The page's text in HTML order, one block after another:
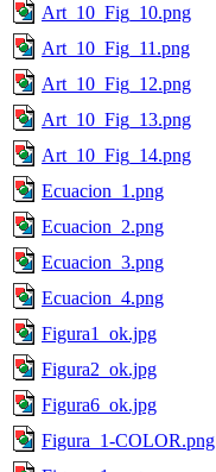
Art_10_Fig_10.png
Art_10_Fig_11.png
Art_10_Fig_12.png
Art_10_Fig_13.png
Art_10_Fig_14.png
Ecuacion_1.png
Ecuacion_2.png
Ecuacion_3.png
Ecuacion_4.png
Figura1_ok.jpg
Figura2_ok.jpg
Figura6_ok.jpg
Figura_1-COLOR.png